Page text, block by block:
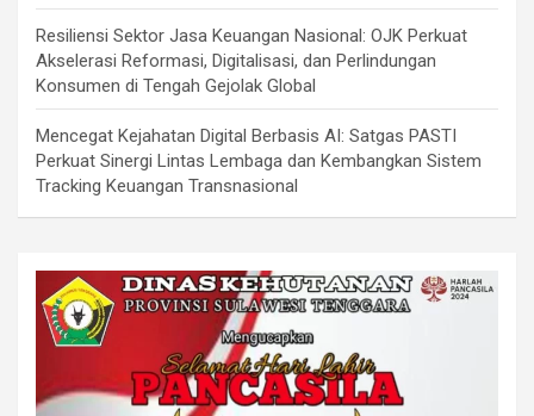
Resiliensi Sektor Jasa Keuangan Nasional: OJK Perkuat
Akselerasi Reformasi, Digitalisasi, dan Perlindungan
Konsumen di Tengah Gejolak Global
Mencegat Kejahatan Digital Berbasis AI: Satgas PASTI
Perkuat Sinergi Lintas Lembaga dan Kembangkan Sistem
Tracking Keuangan Transnasional